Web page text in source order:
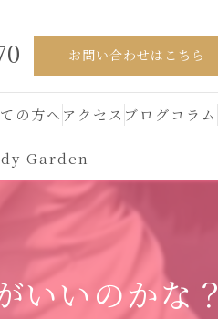
お問い合わせはこちら
の方へ アクセス ブログコラム
Garden
いいのかな？